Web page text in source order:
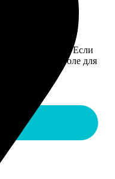
заказа. Если
специальное поле для